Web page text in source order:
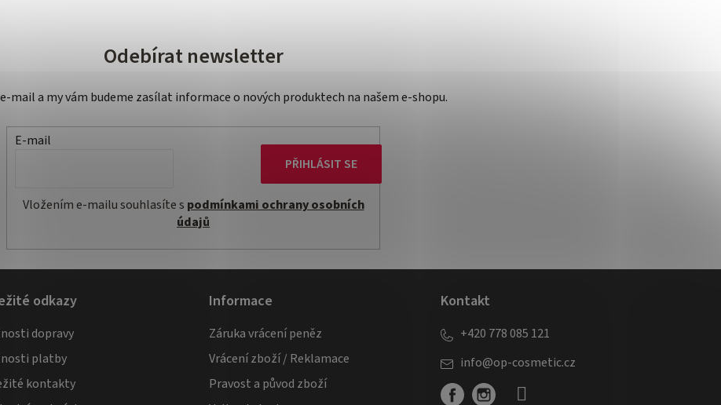
Odebírat newsletter
mail a my vám budeme zasílat informace o nových produktech na našem e-shopu.
E-mail
Vložením e-mailu souhlasíte s podmínkami ochrany osobních
údajů
PŘIHLÁSIT SE
odkazy
dopravy
platby
kontakty
Informace
Záruka vrácení peněz
Vrácení zboží / Reklamace
Pravost a původ zboží
Kontakt
info@op-cosmetic.cz
+420 778 085 121